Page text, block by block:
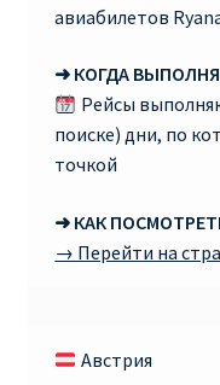
авиабилетов
➜ КОГДА
Рейсы
поиске) дни, по
точкой
➜ КАК
→ Перейти на
Австрия